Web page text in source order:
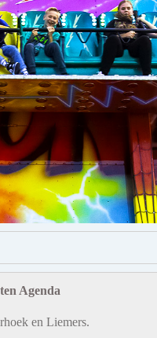
Agenda
en Liemers.